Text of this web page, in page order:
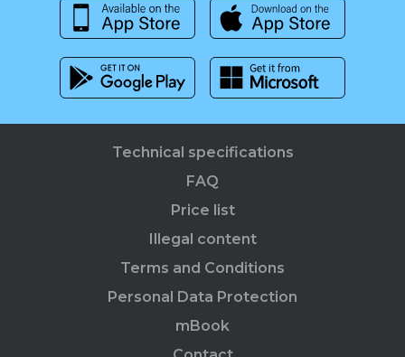
Technical specifications
FAQ
Price list
Illegal content
Terms and Conditions
Personal Data Protection
mBook